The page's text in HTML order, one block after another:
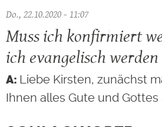
Do., 22.10.2020 - 11:07
Muss ich konfirmiert
ich evangelisch
Liebe Kirsten, zunächst
Ihnen alles Gute und Gottes